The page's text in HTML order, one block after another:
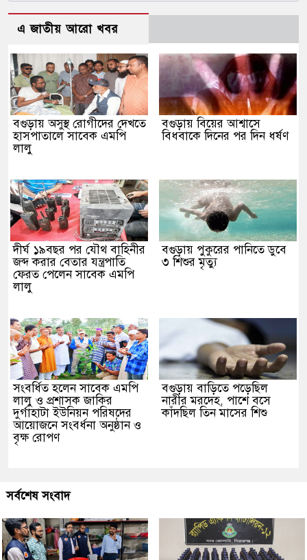
এ জাতীয় আরো খবর
বগুড়ায় অসুস্থ রোগীদের দেখতে
হাসপাতালে সাবেক এমপি
লালু
বগুড়ায় বিয়ের আশ্বাসে
বিধবাকে দিনের পর দিন ধর্ষণ
দীর্ঘ ১৯বছর পর যৌথ বাহিনীর
জব্দ করার বেতার যন্ত্রপাতি
ফেরত পেলেন সাবেক এমপি
লালু
বগুড়ায় পুকুরের পানিতে ডুবে
৩ শিশুর মৃত্যু
সংবর্ধিত হলেন সাবেক এমপি
লালু ও প্রশাসক জাকির
দুর্গাহাটা ইউনিয়ন পরিষদের
আয়োজনে সংবর্ধনা অনুষ্ঠান ও
বৃক্ষ রোপণ
বগুড়ায় বাড়িতে পড়েছিল
নারীর মরদেহ, পাশে বসে
কাঁদছিল তিন মাসের শিশু
সর্বশেষ সংবাদ